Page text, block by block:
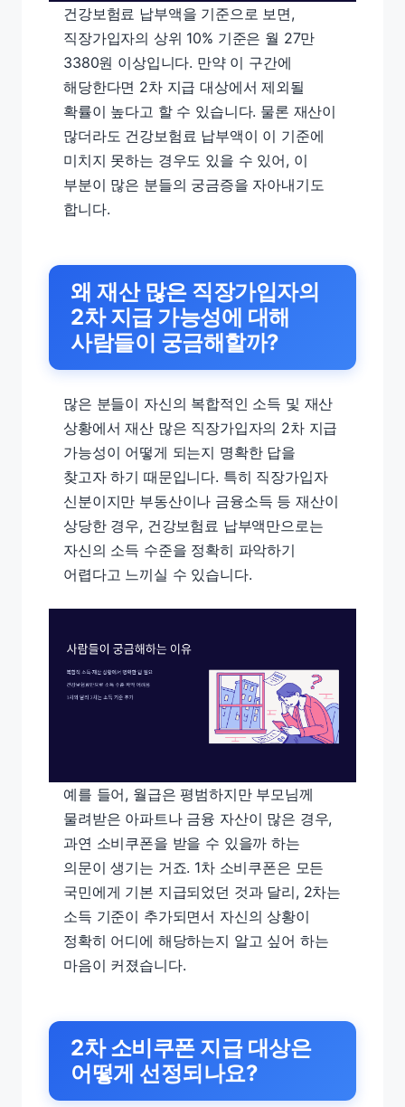
건강보험료 납부액을 기준으로 보면,
직장가입자의 상위 10% 기준은 월 27만
3380원 이상입니다. 만약 이 구간에
해당한다면 2차 지급 대상에서 제외될
확률이 높다고 할 수 있습니다. 물론 재산이
많더라도 건강보험료 납부액이 이 기준에
미치지 못하는 경우도 있을 수 있어, 이
부분이 많은 분들의 궁금증을 자아내기도
합니다.
왜 재산 많은 직장가입자의
2차 지급 가능성에 대해
사람들이 궁금해할까?
많은 분들이 자신의 복합적인 소득 및 재산
상황에서 재산 많은 직장가입자의 2차 지급
가능성이 어떻게 되는지 명확한 답을
찾고자 하기 때문입니다. 특히 직장가입자
신분이지만 부동산이나 금융소득 등 재산이
상당한 경우, 건강보험료 납부액만으로는
자신의 소득 수준을 정확히 파악하기
어렵다고 느끼실 수 있습니다.
예를 들어, 월급은 평범하지만 부모님께
물려받은 아파트나 금융 자산이 많은 경우,
과연 소비쿠폰을 받을 수 있을까 하는
의문이 생기는 거죠. 1차 소비쿠폰은 모든
국민에게 기본 지급되었던 것과 달리, 2차는
소득 기준이 추가되면서 자신의 상황이
정확히 어디에 해당하는지 알고 싶어 하는
마음이 커졌습니다.
2차 소비쿠폰 지급 대상은
어떻게 선정되나요?